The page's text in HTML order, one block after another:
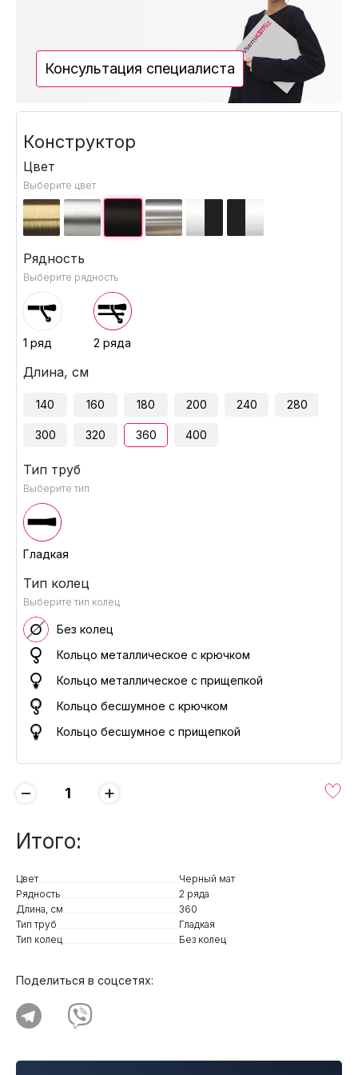
Консультация специалиста
Конструктор
Цвет
Выберите цвет
Рядность
Выберите рядность
1 ряд 2 ряда
Длина, см
140 160 180 200 240 280
300 320 360 400
Тип труб
Выберите тип
Гладкая
Тип колец
Выберите тип колец
Без колец
Кольцо металлическое с крючком
Кольцо металлическое с прищепкой
Кольцо бесшумное с крючком
Кольцо бесшумное с прищепкой
− +
Итого:
Цвет
Черный мат
Рядность
2 ряда
Длина, см
360
Тип труб
Гладкая
Тип колец
Без колец
Поделиться в соцсетях: